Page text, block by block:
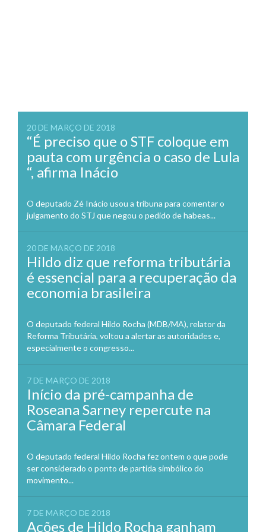
20 DE MARÇO DE 2018
“É preciso que o STF coloque em
pauta com urgência o caso de Lula
“, afirma Inácio
O deputado Zé Inácio usou a tribuna para comentar o
julgamento do STJ que negou o pedido de habeas...
20 DE MARÇO DE 2018
Hildo diz que reforma tributária
é essencial para a recuperação da
economia brasileira
O deputado federal Hildo Rocha (MDB/MA), relator da
Reforma Tributária, voltou a alertar as autoridades e,
especialmente o congresso...
7 DE MARÇO DE 2018
Início da pré-campanha de
Roseana Sarney repercute na
Câmara Federal
O deputado federal Hildo Rocha fez ontem o que pode
ser considerado o ponto de partida simbólico do
movimento...
7 DE MARÇO DE 2018
Ações de Hildo Rocha ganham